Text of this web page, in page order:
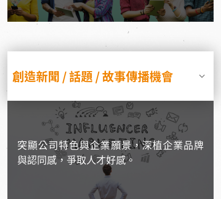
創造新聞 / 話題 / 故事傳播機會
突顯公司特色與企業願景，深植企業品牌
與認同感，爭取人才好感。